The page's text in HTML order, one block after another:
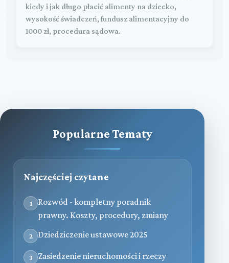
kiedy i jak długo płacić alimenty na dziecko,
wysokość świadczeń, fundusz alimentacyjny do
1000 zł, procedura sądowa.
Popularne Tematy
Najczęściej czytane
1
Rozwód - kompletny poradnik
prawny. Koszty, procedury, zmiany
2 Dziedziczenie ustawowe 2025
3
Zasiedzenie nieruchomości i rzeczy